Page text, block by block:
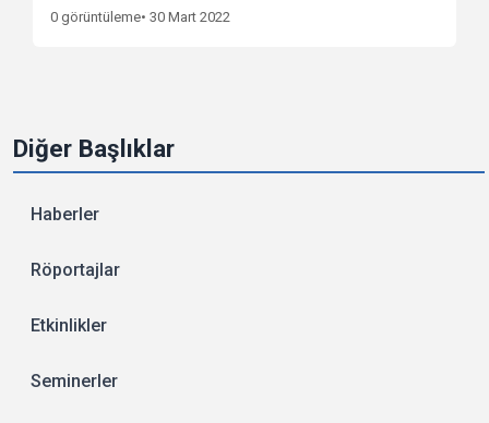
Diğer Başlıklar
Haberler
Röportajlar
Etkinlikler
Seminerler
0 görüntüleme• 30 Mart 2022